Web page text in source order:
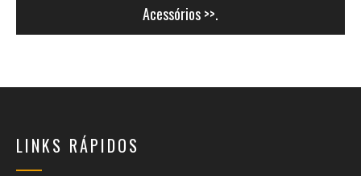
Acessórios >>.
LINKS RÁPIDOS